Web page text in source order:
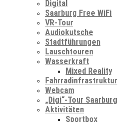
Digital
Saarburg Free WiFi
VR-Tour
Audiokutsche
Stadtführungen
Lauschtouren
Wasserkraft
Mixed Reality
Fahrradinfrastruktur
Webcam
„Digi“-Tour Saarburg
Aktivitäten
Sportbox